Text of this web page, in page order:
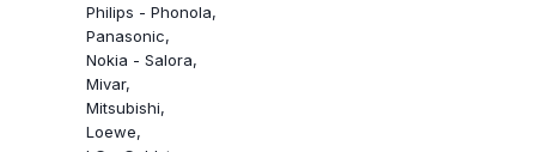
Philips - Phonola
Panasonic
Nokia - Salora
Mivar
Mitsubishi
Loewe